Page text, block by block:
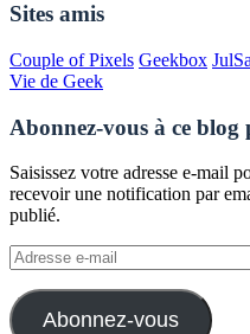
Sites amis
Couple of Pixels Geekbox
Vie de Geek
Abonnez-vous à ce blog
Saisissez votre adresse e-mail
recevoir une notification par
publié.
Adresse
e-
mail
Abonnez-vous